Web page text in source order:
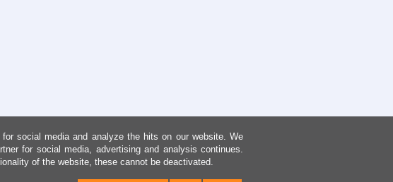
social media and analyze the hits on our website. We
for social media, advertising and analysis continues.
of the website, these cannot be deactivated.